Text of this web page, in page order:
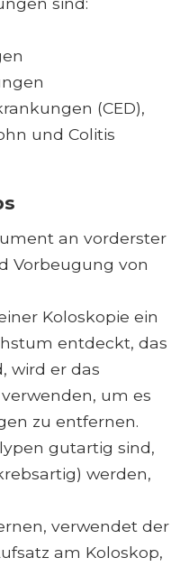
(CED),
und Colitis
an vorderster
Vorbeugung von
Koloskopie ein
entdeckt, das
wird er das
um es
zu entfernen.
gutartig sind,
werden,
verwendet der
am Koloskop,